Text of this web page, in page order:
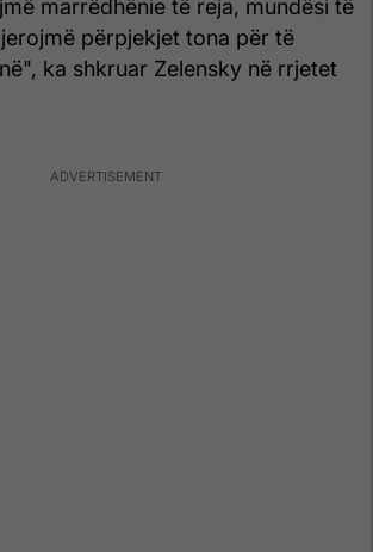
marrëdhënie të reja, mundësi të
përpjekjet tona për të
ka shkruar Zelensky në rrjetet